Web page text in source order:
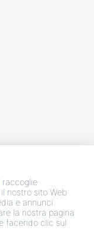
IVA
raccoglie
nostro sito Web
e annunci
la nostra pagina
facendo clic sul